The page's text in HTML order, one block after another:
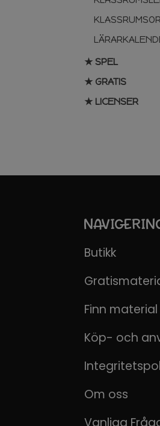
★ SPEL
★ GRATIS
★ LICENSER
Butikk
Finn
Köp- och
Om oss
Vanliga